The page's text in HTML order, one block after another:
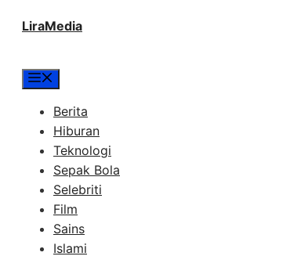
LiraMedia
Berita
Hiburan
Teknologi
Sepak Bola
Selebriti
Film
Sains
Islami